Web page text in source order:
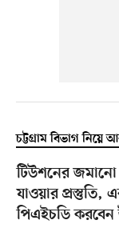
চট্টগ্রাম বিভাগ
টিউশনের জমানো
যাওয়ার প্রস্তুতি,
পিএইচডি করবেন